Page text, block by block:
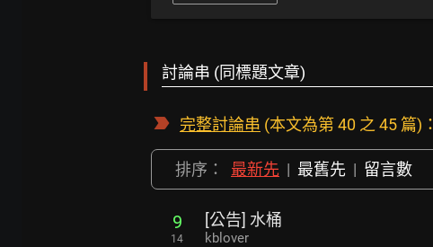
討論串 (同標題文章)
完整討論串 (本文為第 40 之 45 篇)：
排序： 最新先 | 最舊先 | 留言數
9
14
[公告] 水桶
kblover